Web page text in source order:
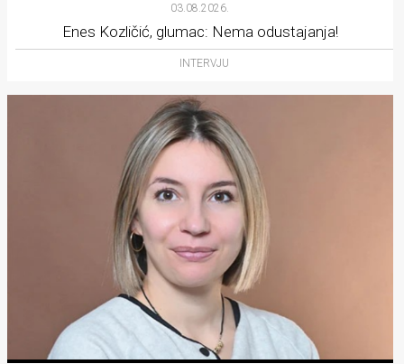
03.08.2026.
Enes Kozličić, glumac: Nema odustajanja!
INTERVJU